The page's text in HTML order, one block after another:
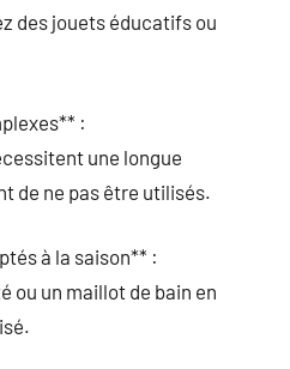
des jouets éducatifs ou
:
une longue
de ne pas être utilisés.
à la saison** :
ou un maillot de bain en